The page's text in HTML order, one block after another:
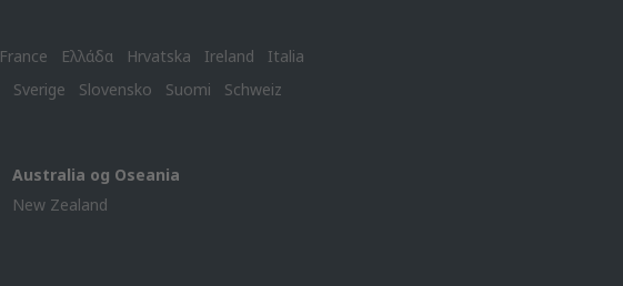
France Ελλάδα Hrvatska Ireland
Italia
Sverige Slovensko Suomi
Schweiz
Australia og Oseania
New Zealand